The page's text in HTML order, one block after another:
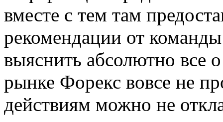
вместе с тем там
рекомендации от
выяснить абсолютно все
рынке Форекс вовсе не
действиям можно не